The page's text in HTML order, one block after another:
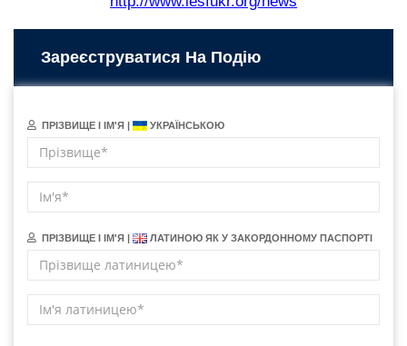
Зареєструватися На Подію
ПРІЗВИЩЕ І ІМ'Я | УКРАЇНСЬКОЮ
ПРІЗВИЩЕ І ІМ'Я | ЛАТИНОЮ ЯК У ЗАКОРДОННОМУ ПАСПОРТІ